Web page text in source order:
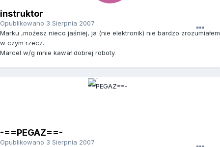
instruktor
Opublikowano 3 Sierpnia 2007
Marku ,możesz nieco jaśniej, ja (nie elektronik) nie bardzo zrozumiałem
w czym rzecz.
Marcel w/g mnie kawał dobrej roboty.
-==PEGAZ==-
Opublikowano 3 Sierpnia 2007